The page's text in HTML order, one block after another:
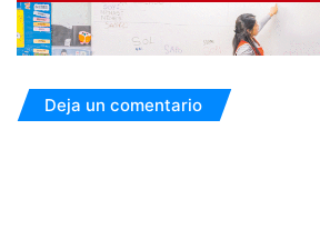
Deja un comentario